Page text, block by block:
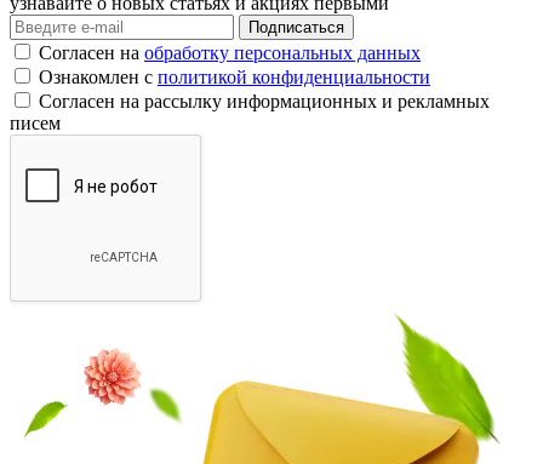
Согласен на обработку персональных данных
Ознакомлен с политикой конфиденциальности
Согласен на рассылку информационных и рекламных
писем